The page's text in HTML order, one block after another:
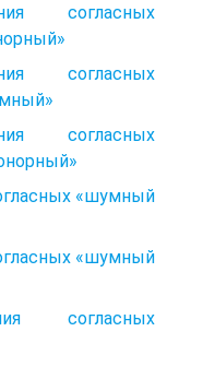
согласных
согласных
согласных
«шумный
«шумный
согласных